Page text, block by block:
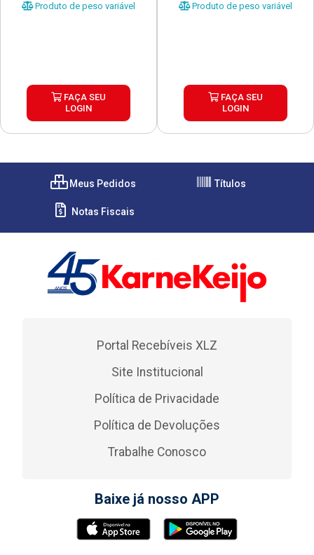
Produto de peso variável
FAÇA SEU
LOGIN
Produto de peso variável
FAÇA SEU
LOGIN
Meus Pedidos Títulos
Notas Fiscais
Portal Recebíveis XLZ
Site Institucional
Política de Privacidade
Política de Devoluções
Trabalhe Conosco
Baixe já nosso APP